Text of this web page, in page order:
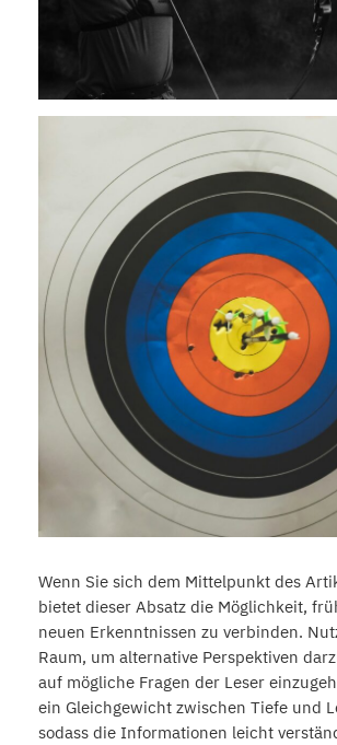
Wenn Sie sich dem Mittelpunkt des
bietet dieser Absatz die Möglichkeit,
neuen Erkenntnissen zu verbinden.
Raum, um alternative Perspektiven
auf mögliche Fragen der Leser
ein Gleichgewicht zwischen Tiefe und
sodass die Informationen leicht